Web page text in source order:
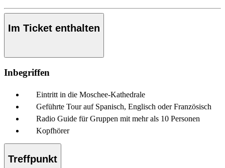
Im Ticket enthalten
Inbegriffen
Eintritt in die Moschee-Kathedrale
Geführte Tour auf Spanisch, Englisch oder Französisch
Radio Guide für Gruppen mit mehr als 10 Personen
Kopfhörer
Treffpunkt